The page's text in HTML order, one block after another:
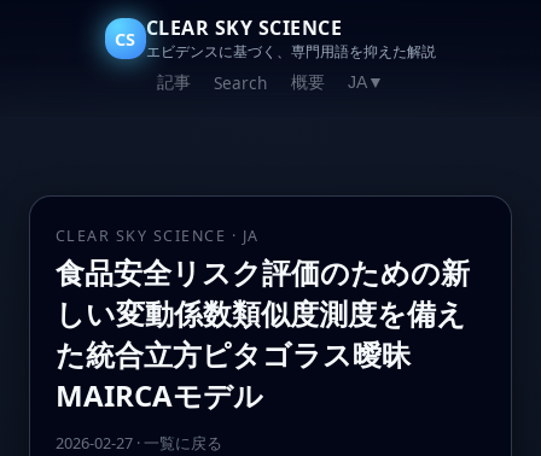
CS CLEAR SKY SCIENCE
エビデンスに基づく、専門用語を抑えた解説
記事 Search 概要 JA▼
CLEAR SKY SCIENCE · JA
食品安全リスク評価のための新
しい変動係数類似度測度を備え
た統合立方ピタゴラス曖昧
MAIRCAモデル
2026-02-27· 一覧に戻る